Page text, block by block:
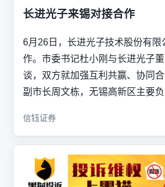
长进光子来锡对接合作
6月26日，长进光子技术股份有限
作。市委书记杜小刚与长进光子
谈，双方就加强互利共赢、协同合
副市长周文栋，无锡高新区主要负
信钰证券